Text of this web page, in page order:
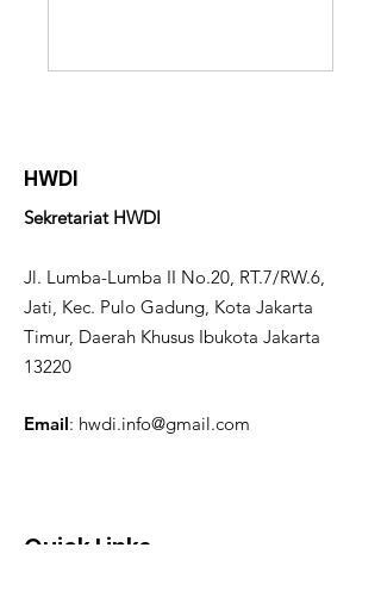
HWDI
Sekretariat HWDI
Jl. Lumba-Lumba II No.20, RT.7/RW.6,
Jati, Kec. Pulo Gadung, Kota Jakarta
Timur, Daerah Khusus Ibukota Jakarta
13220
Email: hwdi.info@gmail.com
Quick Links